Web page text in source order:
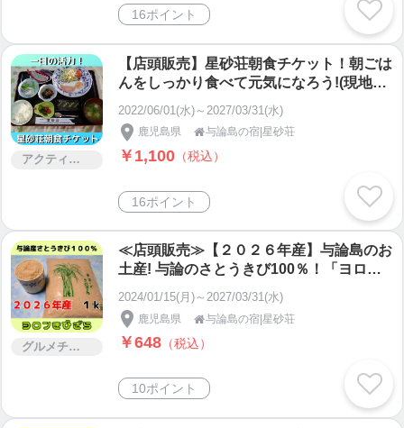
16ポイント
アクティビティー
【店頭販売】星砂荘朝食チケット！朝ごは
んをしっかり食べて元気になろう!(現地払
2022/06/01(水)～2027/03/31(水)
鹿児島県 与論島の宿|星砂荘
￥1,100 （税込）
16ポイント
グルメチケット
≪店頭販売≫【２０２６年産】与論島のお
土産! 与論のさとうきび100％！「ヨロン
きびざら」 １kg 【ざらめ】
2024/01/15(月)～2027/03/31(水)
鹿児島県 与論島の宿|星砂荘
￥648 （税込）
10ポイント